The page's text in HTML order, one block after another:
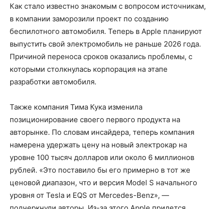
Как стало известно знакомым с вопросом источникам,
в компании заморозили проект по созданию
беспилотного автомобиля. Теперь в Apple планируют
выпустить свой электромобиль не раньше 2026 года.
Причиной переноса сроков оказались проблемы, с
которыми столкнулась корпорация на этапе
разработки автомобиля.
Также компания Тима Кука изменила
позиционирование своего первого продукта на
авторынке. По словам инсайдера, теперь компания
намерена удержать цену на новый электрокар на
уровне 100 тысяч долларов или около 6 миллионов
рублей. «Это поставило бы его примерно в тот же
ценовой диапазон, что и версия Model S начального
уровня от Tesla и EQS от Mercedes-Benz», —